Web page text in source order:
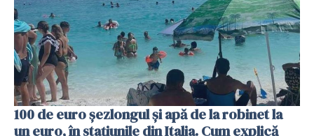
100 de euro șezlongul și apă de la robinet la
un euro, în stațiunile din Italia. Cum explică